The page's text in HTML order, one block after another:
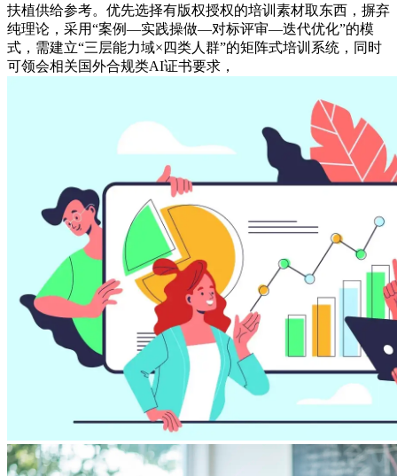
扶植供给参考。优先选择有版权授权的培训素材取东西，摒弃
纯理论，采用“案例—实践操做—对标评审—迭代优化”的模
式，需建立“三层能力域×四类人群”的矩阵式培训系统，同时
可领会相关国外合规类AI证书要求，